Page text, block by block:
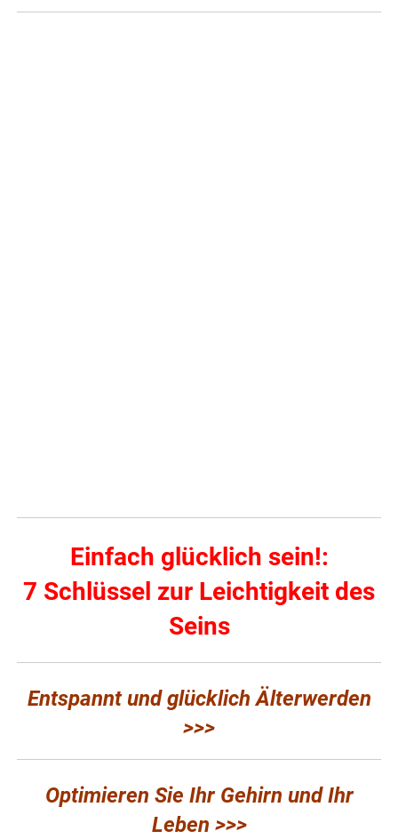
Einfach glücklich sein!:
7 Schlüssel zur Leichtigkeit des
Seins
Entspannt und glücklich Älterwerden
>>>
Optimieren Sie Ihr Gehirn und Ihr
Leben >>>